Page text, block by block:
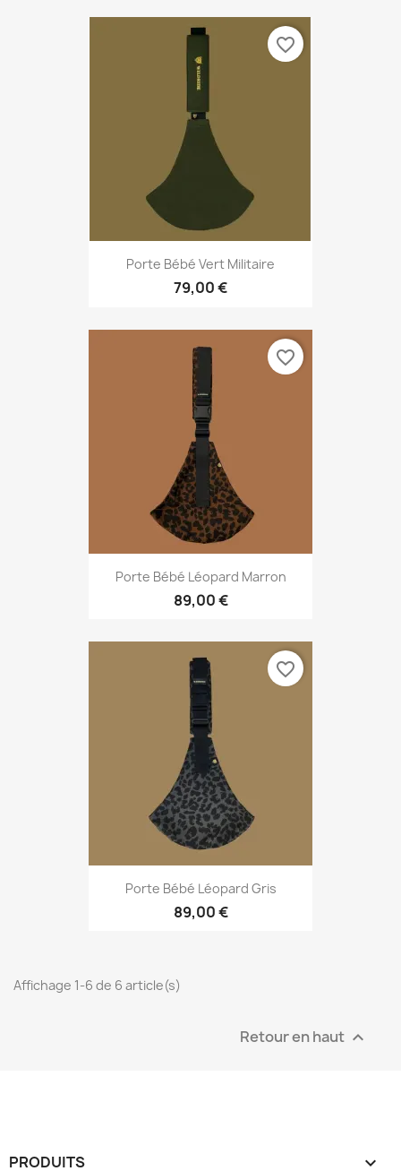
Porte Bébé Vert Militaire
79,00 €
favorite_border
Porte Bébé Léopard Marron
89,00 €
favorite_border
Porte Bébé Léopard Gris
89,00 €
favorite_border
Affichage 1-6 de 6 article(s)
Retour en haut 
PRODUITS 